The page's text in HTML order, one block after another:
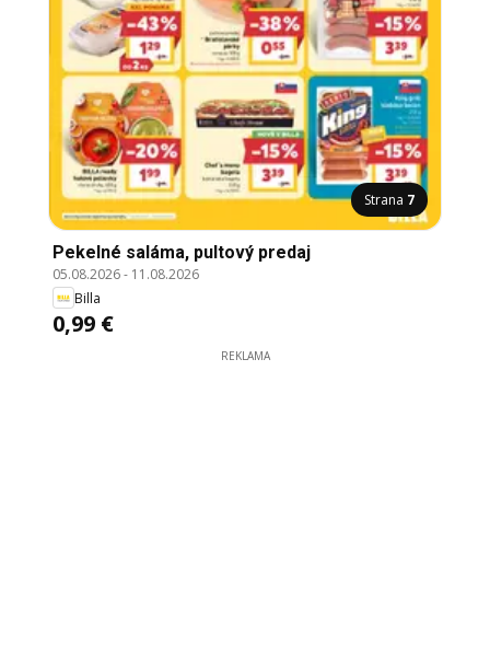
Strana 7
Pekelné saláma, pultový predaj
05.08.2026- 11.08.2026
Billa
0,99 €
REKLAMA